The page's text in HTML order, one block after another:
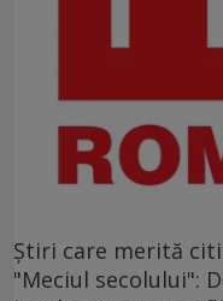
Ştiri care merită
"Meciul secolului":